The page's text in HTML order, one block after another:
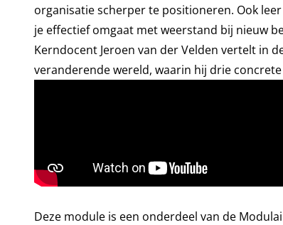
organisatie scherper te positioneren. Ook
je effectief omgaat met weerstand bij nieuw
Kerndocent Jeroen van der Velden vertelt in
veranderende wereld, waarin hij drie
Deze module is een onderdeel van de